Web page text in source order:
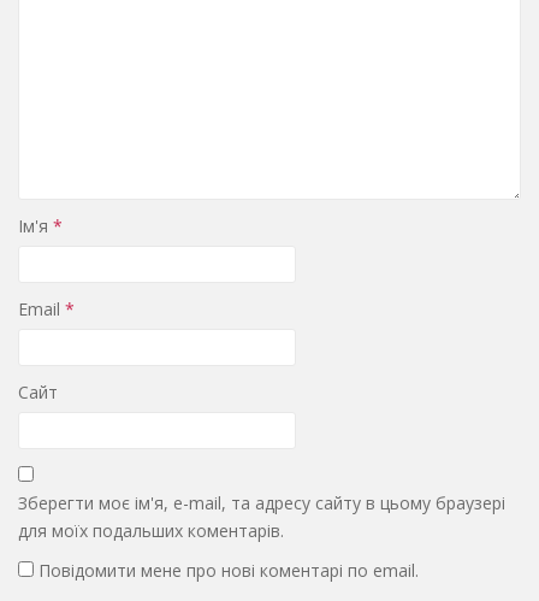
Ім'я *
Email *
Сайт
Зберегти моє ім'я, e-mail, та адресу сайту в цьому браузері
для моїх подальших коментарів.
Повідомити мене про нові коментарі по email.